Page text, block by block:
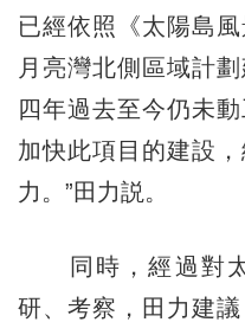
已經依照《太陽島
月亮灣北側區域計
四年過去至今仍未
加快此項目的建設
力。”田力説。
同時，經過對太
研、考察，田力建